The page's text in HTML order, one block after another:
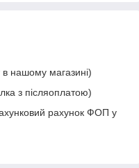
в нашому магазині)
з післяоплатою)
рахунок ФОП у